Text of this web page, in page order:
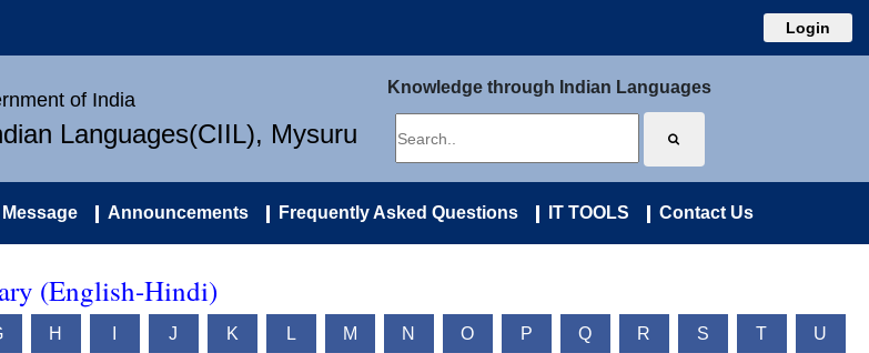
Login
of India
Languages(CIIL), Mysuru
Knowledge through Indian Languages
Message Announcements Frequently Asked Questions IT TOOLS Contact Us
(English-Hindi)
H J K L M N O P Q R S T U